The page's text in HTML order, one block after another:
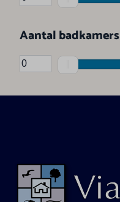
Aantal badkamers